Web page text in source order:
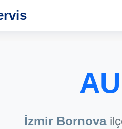
İzmir Bornova